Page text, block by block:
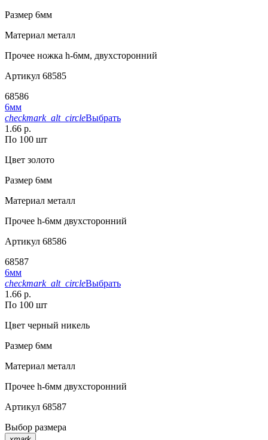
Размер 6мм
Материал металл
Прочее ножка h-6мм, двухсторонний
Артикул 68585
68586
6мм
checkmark_alt_circleВыбрать
1.66 р.
По 100 шт
Цвет золото
Размер 6мм
Материал металл
Прочее h-6мм двухсторонний
Артикул 68586
68587
6мм
checkmark_alt_circleВыбрать
1.66 р.
По 100 шт
Цвет черный никель
Размер 6мм
Материал металл
Прочее h-6мм двухсторонний
Артикул 68587
Выбор размера